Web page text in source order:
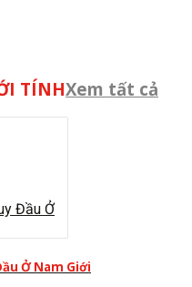
TÍNHXem tất cả
Ở Nam Giới